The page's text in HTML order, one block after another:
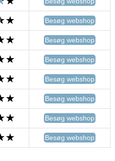
Besøg webshop
Besøg webshop
Besøg webshop
Besøg webshop
Besøg webshop
Besøg webshop
Besøg webshop